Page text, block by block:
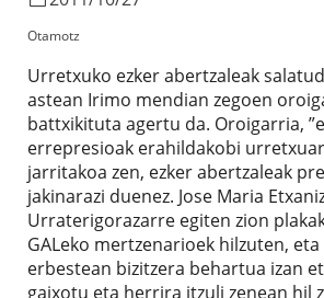
Otamotz
Urretxuko ezker abertzaleak
astean Irimo mendian zegoen
battxikituta agertu da. Oroigarria,
errepresioak erahildakobi
jarritakoa zen, ezker abertzaleak
jakinarazi duenez. Jose Maria
Urraterigorazarre egiten zion
GALeko mertzenarioek hilzuten,
erbestean bizitzera behartua izan
gaixotu eta herrira itzuli zenean hil